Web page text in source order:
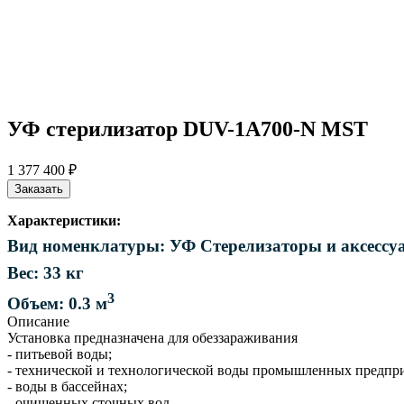
УФ стерилизатор DUV-1A700-N MST
1 377 400 ₽
Заказать
Характеристики:
Вид номенклатуры: УФ Стерелизаторы и
Вес: 33 кг
Объем: 0.3 м3
Описание
Установка предназначена для обеззараживания
- питьевой воды;
- технической и технологической воды промышленных
- воды в бассейнах;